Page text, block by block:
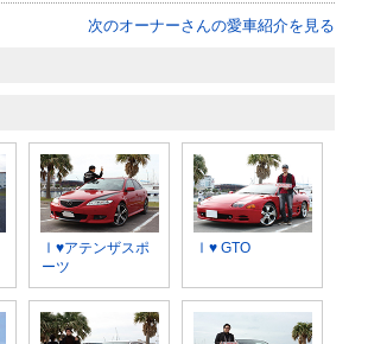
次のオーナーさんの愛車紹介を見る
Ⅰ♥アテンザスポ
ーツ
Ⅰ♥ GTO